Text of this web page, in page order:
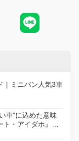
｜ミニバン人気3車
車”に込めた意味
・アイダホ』が